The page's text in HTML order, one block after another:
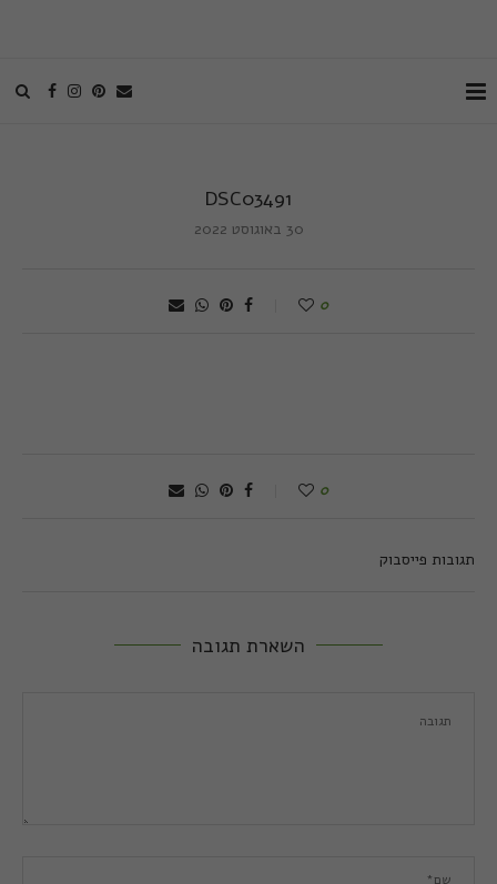
DSC03491
30 באוגוסט 2022
0
0
תגובות פייסבוק
השארת תגובה